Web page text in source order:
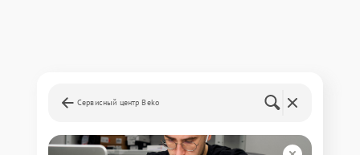
Сервисный центр Beko